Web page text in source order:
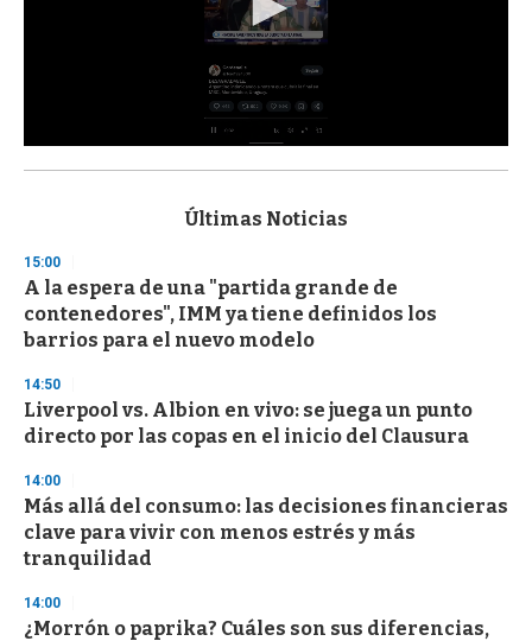
s
d
s
o
f
3
s
e
c
o
d
s
Últimas Noticias
15:00
A la espera de una "partida grande de
contenedores", IMM ya tiene definidos los
barrios para el nuevo modelo
14:50
Liverpool vs. Albion en vivo: se juega un punto
directo por las copas en el inicio del Clausura
14:00
Más allá del consumo: las decisiones financieras
clave para vivir con menos estrés y más
tranquilidad
14:00
¿Morrón o paprika? Cuáles son sus diferencias,